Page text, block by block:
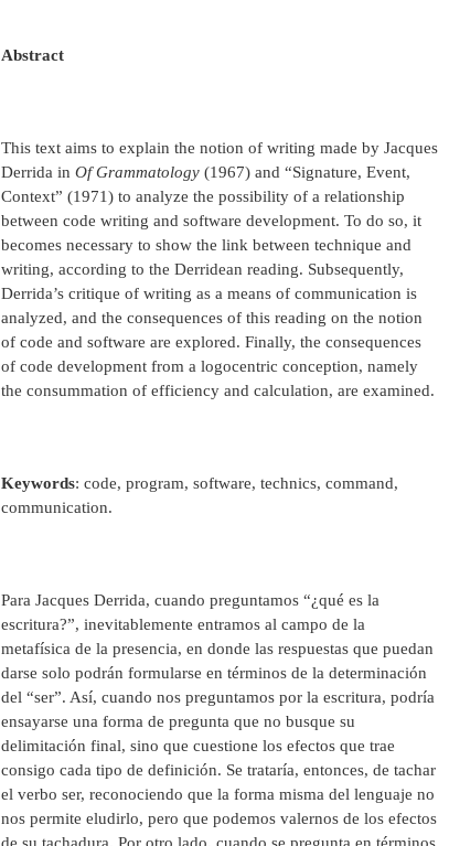
Abstract
This text aims to explain the notion of writing made by Jacques
Derrida in Of Grammatology (1967) and “Signature, Event,
Context” (1971) to analyze the possibility of a relationship
between code writing and software development. To do so, it
becomes necessary to show the link between technique and
writing, according to the Derridean reading. Subsequently,
Derrida’s critique of writing as a means of communication is
analyzed, and the consequences of this reading on the notion
of code and software are explored. Finally, the consequences
of code development from a logocentric conception, namely
the consummation of efficiency and calculation, are examined.
Keywords: code, program, software, technics, command,
communication.
Para Jacques Derrida, cuando preguntamos “¿qué es la
escritura?”, inevitablemente entramos al campo de la
metafísica de la presencia, en donde las respuestas que puedan
darse solo podrán formularse en términos de la determinación
del “ser”. Así, cuando nos preguntamos por la escritura, podría
ensayarse una forma de pregunta que no busque su
delimitación final, sino que cuestione los efectos que trae
consigo cada tipo de definición. Se trataría, entonces, de tachar
el verbo ser, reconociendo que la forma misma del lenguaje no
nos permite eludirlo, pero que podemos valernos de los efectos
de su tachadura. Por otro lado, cuando se pregunta en términos